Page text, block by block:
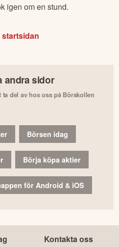
igen om en stund.
startsidan
andra sidor
del av hos oss på Börskollen
Börsen idag
Börja köpa aktier
för Android & iOS
Kontakta oss